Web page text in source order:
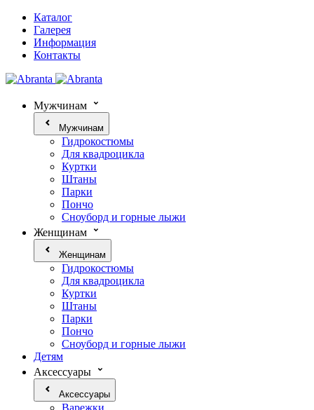
Каталог
Галерея
Информация
Контакты
Мужчинам
Мужчинам
Гидрокостюмы
Для квадроцикла
Куртки
Штаны
Парки
Пончо
Сноуборд и горные лыжи
Женщинам
Женщинам
Гидрокостюмы
Для квадроцикла
Куртки
Штаны
Парки
Пончо
Сноуборд и горные лыжи
Детям
Аксессуары
Аксессуары
Варежки